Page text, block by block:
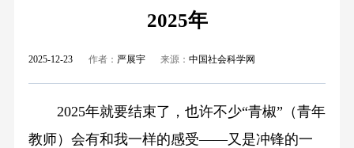
2025年
2025-12-23 作者： 严展宇 来源：中国社会科学网
2025年就要结束了，也许不少“青椒”（青年
教师）会有和我一样的感受——又是冲锋的一